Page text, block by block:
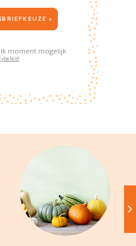
JOUW NIEUWSBRIEFKEUZE >
moment mogelijk